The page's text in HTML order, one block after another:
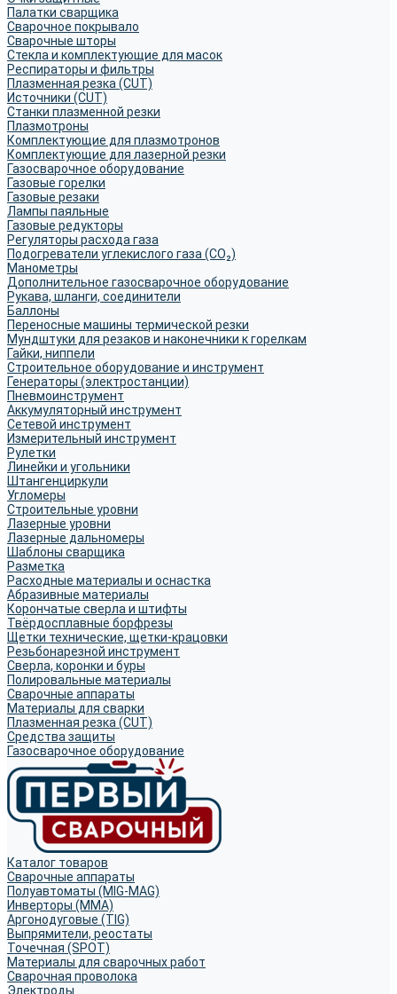
Палатки сварщика
Сварочное покрывало
Сварочные шторы
Стекла и комплектующие для масок
Респираторы и фильтры
Плазменная резка (CUT)
Источники (CUT)
Станки плазменной резки
Плазмотроны
Комплектующие для плазмотронов
Комплектующие для лазерной резки
Газосварочное оборудование
Газовые горелки
Газовые резаки
Лампы паяльные
Газовые редукторы
Регуляторы расхода газа
Подогреватели углекислого газа (CO₂)
Манометры
Дополнительное газосварочное оборудование
Рукава, шланги, соединители
Баллоны
Переносные машины термической резки
Мундштуки для резаков и наконечники к горелкам
Гайки, ниппели
Строительное оборудование и инструмент
Генераторы (электростанции)
Пневмоинструмент
Аккумуляторный инструмент
Сетевой инструмент
Измерительный инструмент
Рулетки
Линейки и угольники
Штангенциркули
Угломеры
Строительные уровни
Лазерные уровни
Лазерные дальномеры
Шаблоны сварщика
Разметка
Расходные материалы и оснастка
Абразивные материалы
Корончатые сверла и штифты
Твёрдосплавные борфрезы
Щетки технические, щетки-крацовки
Резьбонарезной инструмент
Сверла, коронки и буры
Полировальные материалы
Сварочные аппараты
Материалы для сварки
Плазменная резка (CUT)
Средства защиты
Газосварочное оборудование
Каталог товаров
Сварочные аппараты
Полуавтоматы (MIG-MAG)
Инверторы (MMA)
Аргонодуговые (TIG)
Выпрямители, реостаты
Точечная (SPOT)
Материалы для сварочных работ
Сварочная проволока
Электроды